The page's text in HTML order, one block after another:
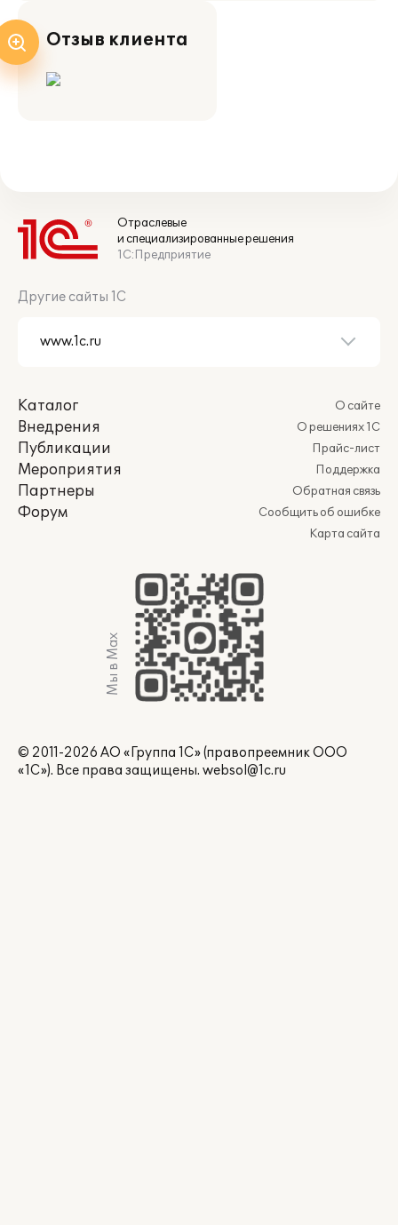
Отзыв клиента
Отраслевые
и специализированные решения
1С:Предприятие
Другие сайты 1С
Каталог
Внедрения
Публикации
Мероприятия
Партнеры
Форум
О сайте
О решениях 1С
Прайс-лист
Поддержка
Обратная связь
Сообщить об ошибке
Карта сайта
Мы в Max
© 2011-2026 АО «Группа 1С» (правопреемник ООО
«1С»). Все права защищены. websol@1c.ru